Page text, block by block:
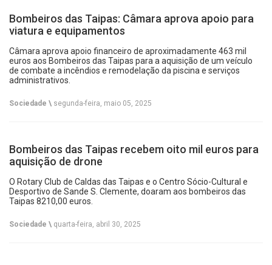
Bombeiros das Taipas: Câmara aprova apoio para
viatura e equipamentos
Câmara aprova apoio financeiro de aproximadamente 463 mil
euros aos Bombeiros das Taipas para a aquisição de um veículo
de combate a incêndios e remodelação da piscina e serviços
administrativos.
Sociedade \ segunda-feira, maio 05, 2025
Bombeiros das Taipas recebem oito mil euros para
aquisição de drone
O Rotary Club de Caldas das Taipas e o Centro Sócio-Cultural e
Desportivo de Sande S. Clemente, doaram aos bombeiros das
Taipas 8210,00 euros.
Sociedade \ quarta-feira, abril 30, 2025